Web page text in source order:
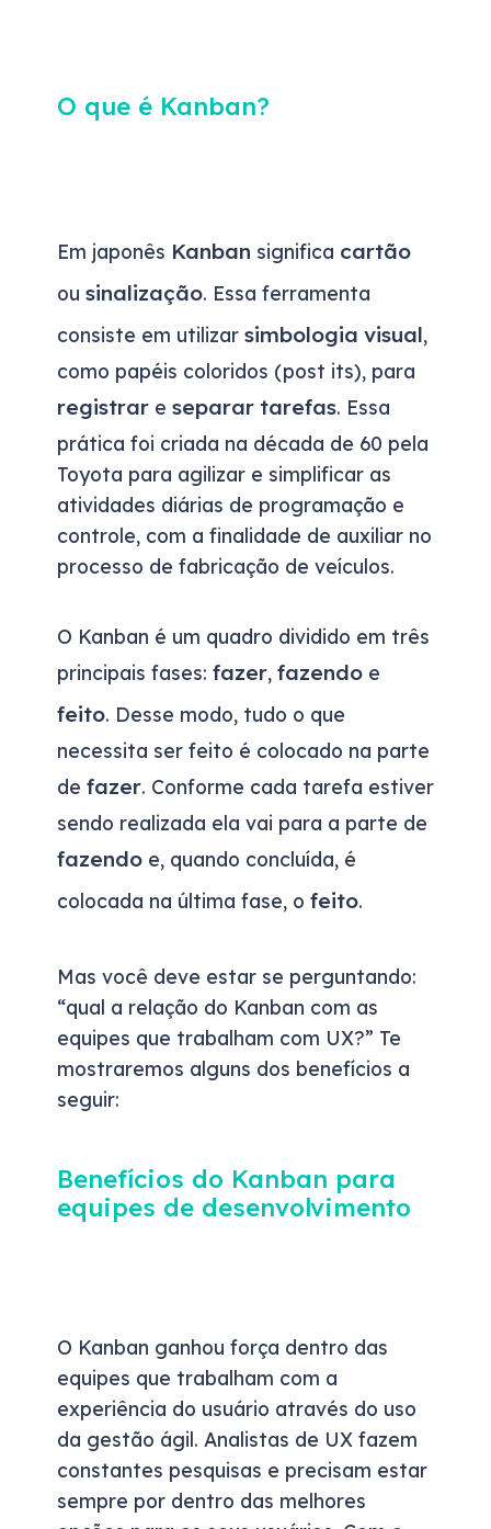
O que é Kanban?
Em japonês Kanban significa cartão
ou sinalização. Essa ferramenta
consiste em utilizar simbologia visual,
como papéis coloridos (post its), para
registrar e separar tarefas. Essa
prática foi criada na década de 60 pela
Toyota para agilizar e simplificar as
atividades diárias de programação e
controle, com a finalidade de auxiliar no
processo de fabricação de veículos.
O Kanban é um quadro dividido em três
principais fases: fazer, fazendo e
feito. Desse modo, tudo o que
necessita ser feito é colocado na parte
de fazer. Conforme cada tarefa estiver
sendo realizada ela vai para a parte de
fazendo e, quando concluída, é
colocada na última fase, o feito.
Mas você deve estar se perguntando:
“qual a relação do Kanban com as
equipes que trabalham com UX?” Te
mostraremos alguns dos benefícios a
seguir:
Benefícios do Kanban para
equipes de desenvolvimento
O Kanban ganhou força dentro das
equipes que trabalham com a
experiência do usuário através do uso
da gestão ágil. Analistas de UX fazem
constantes pesquisas e precisam estar
sempre por dentro das melhores